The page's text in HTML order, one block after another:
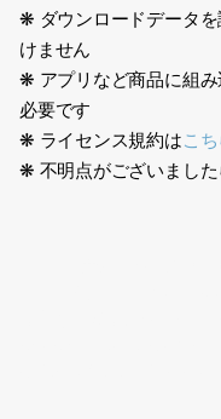
❋ ダウンロードデータ
けません
❋ アプリなど商品に組
必要です
❋ ライセンス規約はこ
❋ 不明点がございました